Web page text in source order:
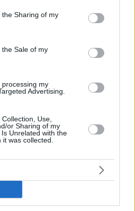
usage behaviour. You may click to
Google and its third-party tags to
purposes in below Google
Sharing of my
Sale of my
my
Advertising.
Use,
or Sharing of my
Unrelated with the
was collected.
Εφημερίδα Συνταξιούχων
απενεργοποιηθεί για